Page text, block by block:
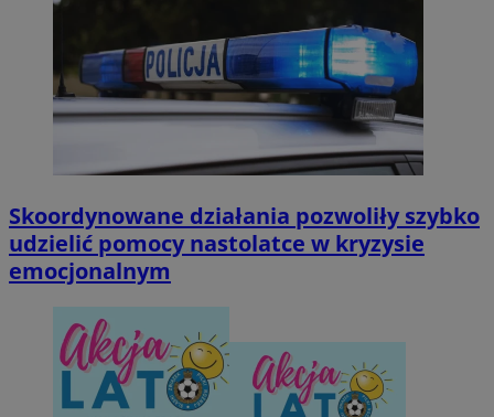
Skoordynowane działania pozwoliły szybko
udzielić pomocy nastolatce w kryzysie
emocjonalnym